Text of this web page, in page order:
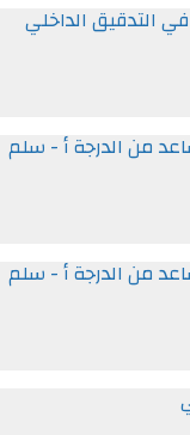
التدقيق الداخلي
من الدرجة أ - سلم
من الدرجة أ - سلم